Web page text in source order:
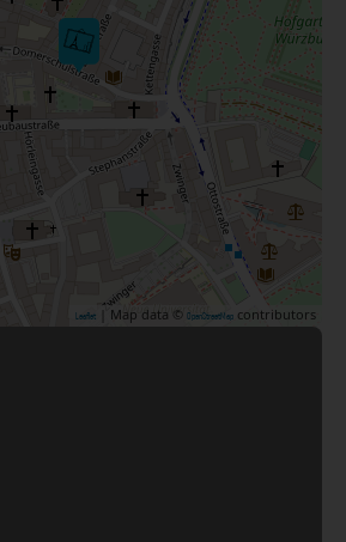
Leaflet | Map data © OpenStreetMap contributors